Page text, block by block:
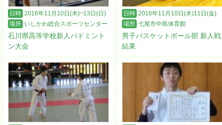
日時 2016年11月10日(木)~13日(日)
場所 いしかわ総合スポーツセンター
石川県高等学校新人バドミント
ン大会
日時 2016年11月10日(木)11日(金)
場所 七尾市中島体育館
男子バスケットボール部 新人戦
結果